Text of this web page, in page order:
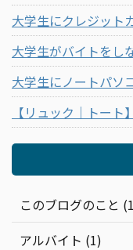
大学生にクレジット
大学生がバイトをし
大学生にノートパソ
【リュック｜トー
このブログのこと
アルバイト (1)